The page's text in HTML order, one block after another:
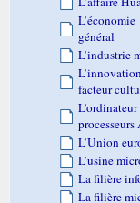
général
L’industrie
facteur
L’Union
L’usine
La filière
La filière